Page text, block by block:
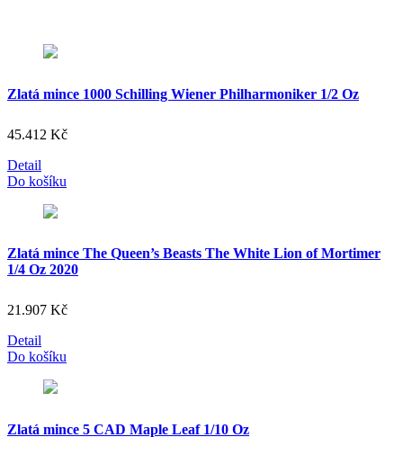
Zlatá mince 1000 Schilling Wiener Philharmoniker 1/2 Oz
45.412 Kč
Detail
Do košíku
Zlatá mince The Queen’s Beasts The White Lion of Mortimer
1/4 Oz 2020
21.907 Kč
Detail
Do košíku
Zlatá mince 5 CAD Maple Leaf 1/10 Oz